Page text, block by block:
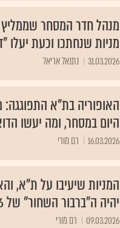
מנהל חדר המסחר
מניות שנחתכו וכעת יעלו
31.03.2026 נתנאל אריאל
האופוריה בת"א התפוגגה:
היום במסחר, ומה יעשו
16.03.2026 רם מורי
המניות שיעיבו על ת"א,
יהיה ה"ברבור השחור" של 2026?
09.03.2026 רם מורי